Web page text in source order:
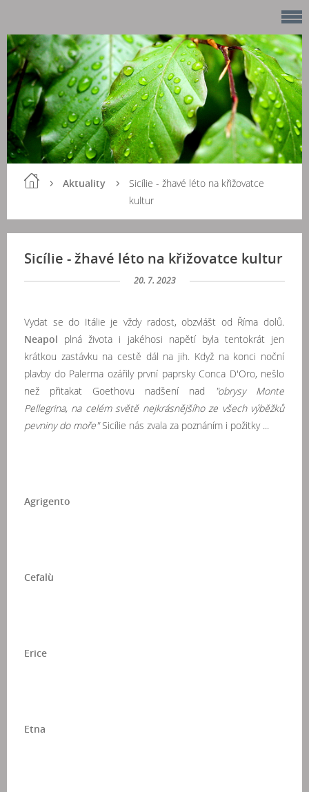
Aktuality
Sicílie - žhavé léto na křižovatce
kultur
Sicílie - žhavé léto na křižovatce kultur
20. 7. 2023
Vydat se do Itálie je vždy radost, obzvlášt od Říma dolů.
Neapol plná života i jakéhosi napětí byla tentokrát jen
krátkou zastávku na cestě dál na jih. Když na konci noční
plavby do Palerma ozářily první paprsky Conca D'Oro, nešlo
než přitakat Goethovu nadšení nad
"obrysy Monte
Pellegrina, na celém světě nejkrásnějšího ze všech výběžků
pevniny do moře"Sicílie nás zvala za poznáním i požitky ...
Agrigento
Cefalù
Erice
Etna